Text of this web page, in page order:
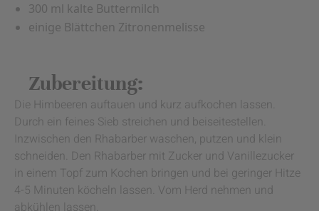
300 ml kalte Buttermilch
einige Blättchen Zitronenmelisse
Zubereitung:
Die Himbeeren auftauen und kurz aufkochen lassen.
Durch ein feines Sieb streichen und beiseitestellen.
Inzwischen den Rhabarber waschen, putzen und klein
schneiden. Den Rhabarber mit Zucker und Vanillezucker
in einem Topf zum Kochen bringen und bei geringer Hitze
4-5 Minuten köcheln lassen. Vom Herd nehmen und
abkühlen lassen.